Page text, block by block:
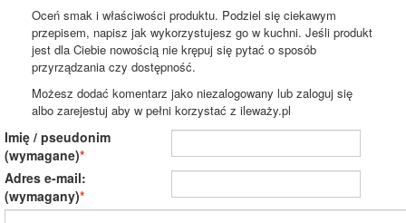
Oceń smak i właściwości produktu. Podziel się ciekawym
przepisem, napisz jak wykorzystujesz go w kuchni. Jeśli produkt
jest dla Ciebie nowością nie krępuj się pytać o sposób
przyrządzania czy dostępność.
Możesz dodać komentarz jako niezalogowany lub zaloguj się
albo zarejestuj aby w pełni korzystać z ileważy.pl
Imię / pseudonim
(wymagane)
Adres e-mail:
(wymagany)